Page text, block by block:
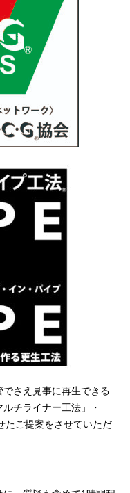
さえ見事に再生できる
チライナー工法」・
たご提案をさせていただ